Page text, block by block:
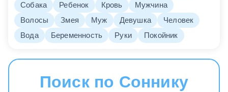
Собака
Ребенок Кровь
Мужчина
Волосы
Змея Муж Девушка
Человек
Вода
Беременность Руки Покойник
Поиск по Соннику